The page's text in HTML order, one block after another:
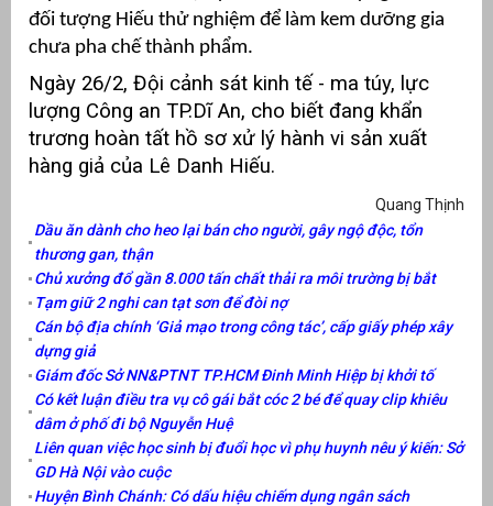
đối tượng Hiếu thử nghiệm để làm kem dưỡng gia
chưa pha chế thành phẩm.
Ngày 26/2, Đội cảnh sát kinh tế - ma túy, lực
lượng Công an TP.Dĩ An, cho biết đang khẩn
trương hoàn tất hồ sơ xử lý hành vi sản xuất
hàng giả của Lê Danh Hiếu.
Quang Thịnh
Dầu ăn dành cho heo lại bán cho người, gây ngộ độc, tổn
thương gan, thận
Chủ xưởng đổ gần 8.000 tấn chất thải ra môi trường bị bắt
Tạm giữ 2 nghi can tạt sơn để đòi nợ
Cán bộ địa chính ‘Giả mạo trong công tác’, cấp giấy phép xây
dựng giả
Giám đốc Sở NN&PTNT TP.HCM Đinh Minh Hiệp bị khởi tố
Có kết luận điều tra vụ cô gái bắt cóc 2 bé để quay clip khiêu
dâm ở phố đi bộ Nguyễn Huệ
Liên quan việc học sinh bị đuổi học vì phụ huynh nêu ý kiến: Sở
GD Hà Nội vào cuộc
Huyện Bình Chánh: Có dấu hiệu chiếm dụng ngân sách